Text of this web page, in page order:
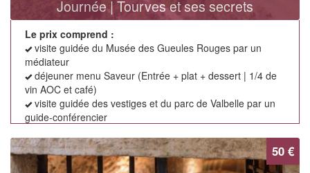
Journée | Tourves et ses secrets
Le prix comprend :
visite guidée du Musée des Gueules Rouges par un
médiateur
déjeuner menu Saveur (Entrée + plat + dessert | 1/4 de
vin AOC et café)
visite guidée des vestiges et du parc de Valbelle par un
guide-conférencier
50 €